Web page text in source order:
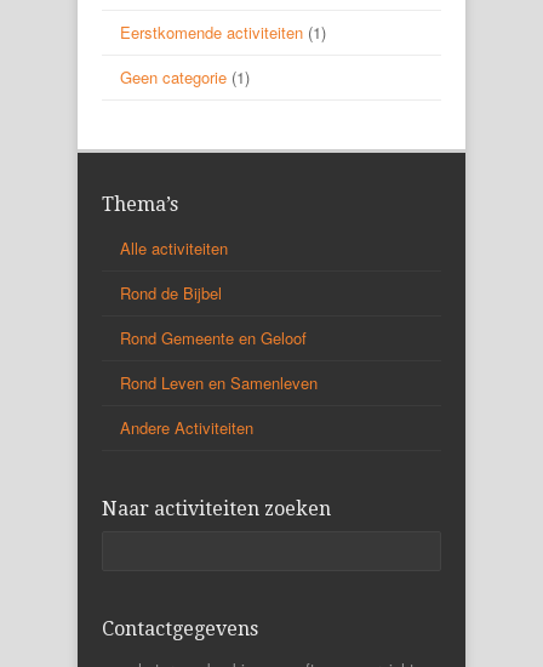
Eerstkomende activiteiten (1)
Geen categorie (1)
Thema’s
Alle activiteiten
Rond de Bijbel
Rond Gemeente en Geloof
Rond Leven en Samenleven
Andere Activiteiten
Naar activiteiten zoeken
Contactgegevens